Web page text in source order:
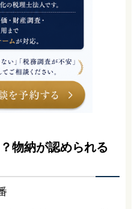
物納が認められる